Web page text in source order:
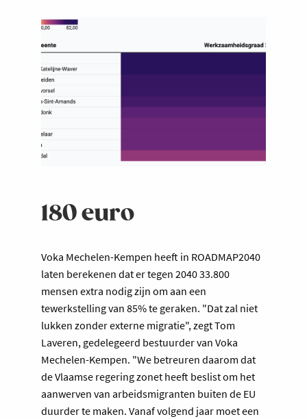
180 euro
Voka Mechelen-Kempen heeft in ROADMAP2040
laten berekenen dat er tegen 2040 33.800
mensen extra nodig zijn om aan een
tewerkstelling van 85% te geraken. "Dat zal niet
lukken zonder externe migratie", zegt Tom
Laveren, gedelegeerd bestuurder van Voka
Mechelen-Kempen. "We betreuren daarom dat
de Vlaamse regering zonet heeft beslist om het
aanwerven van arbeidsmigranten buiten de EU
duurder te maken. Vanaf volgend jaar moet een